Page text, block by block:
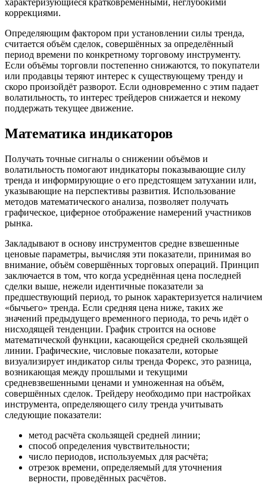
характеризующиеся кратковременными, неглубокими
коррекциями.
Определяющим фактором при установлении силы тренда,
считается объём сделок, совершённых за определённый
период времени по конкретному торговому инструменту.
Если объёмы торговли постепенно снижаются, то покупатели
или продавцы теряют интерес к существующему тренду и
скоро произойдёт разворот. Если одновременно с этим падает
волатильность, то интерес трейдеров снижается и некому
поддержать текущее движение.
Математика индикаторов
Получать точные сигналы о снижении объёмов и
волатильность помогают индикаторы показывающие силу
тренда и информирующие о его предстоящем затухании или,
указывающие на перспективы развития. Использование
методов математического анализа, позволяет получать
графическое, циферное отображение намерений участников
рынка.
Закладывают в основу инструментов средне взвешенные
ценовые параметры, вычисляя эти показатели, принимая во
внимание, объём совершённых торговых операций. Принцип
заключается в том, что когда усреднённая цена последней
сделки выше, нежели идентичные показатели за
предшествующий период, то рынок характеризуется наличием
«бычьего» тренда. Если средняя цена ниже, таких же
значений предыдущего временного периода, то речь идёт о
нисходящей тенденции. График строится на основе
математической функции, касающейся средней скользящей
линии. Графические, числовые показатели, которые
визуализирует индикатор силы тренда Форекс, это разница,
возникающая между прошлыми и текущими
средневзвешенными ценами и умноженная на объём,
совершённых сделок. Трейдеру необходимо при настройках
инструмента, определяющего силу тренда учитывать
следующие показатели:
метод расчёта скользящей средней линии;
способ определения чувствительности;
число периодов, используемых для расчёта;
отрезок времени, определяемый для уточнения
верности, проведённых расчётов.